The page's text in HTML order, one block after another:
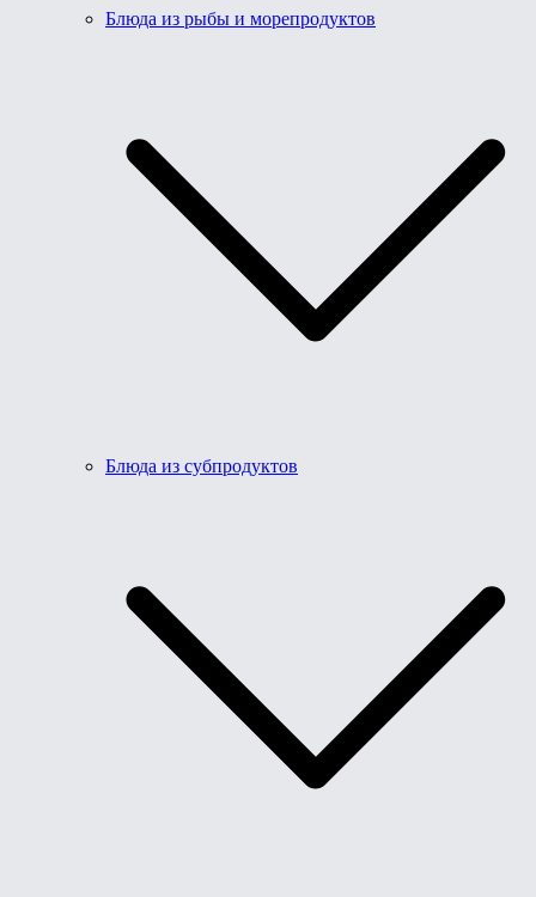
Блюда из рыбы и морепродуктов
Блюда из субпродуктов